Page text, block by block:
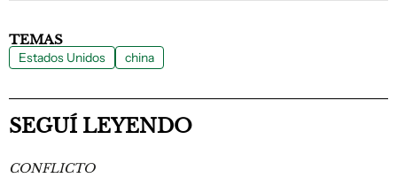
TEMAS
Estados Unidos china
SEGUÍ LEYENDO
CONFLICTO